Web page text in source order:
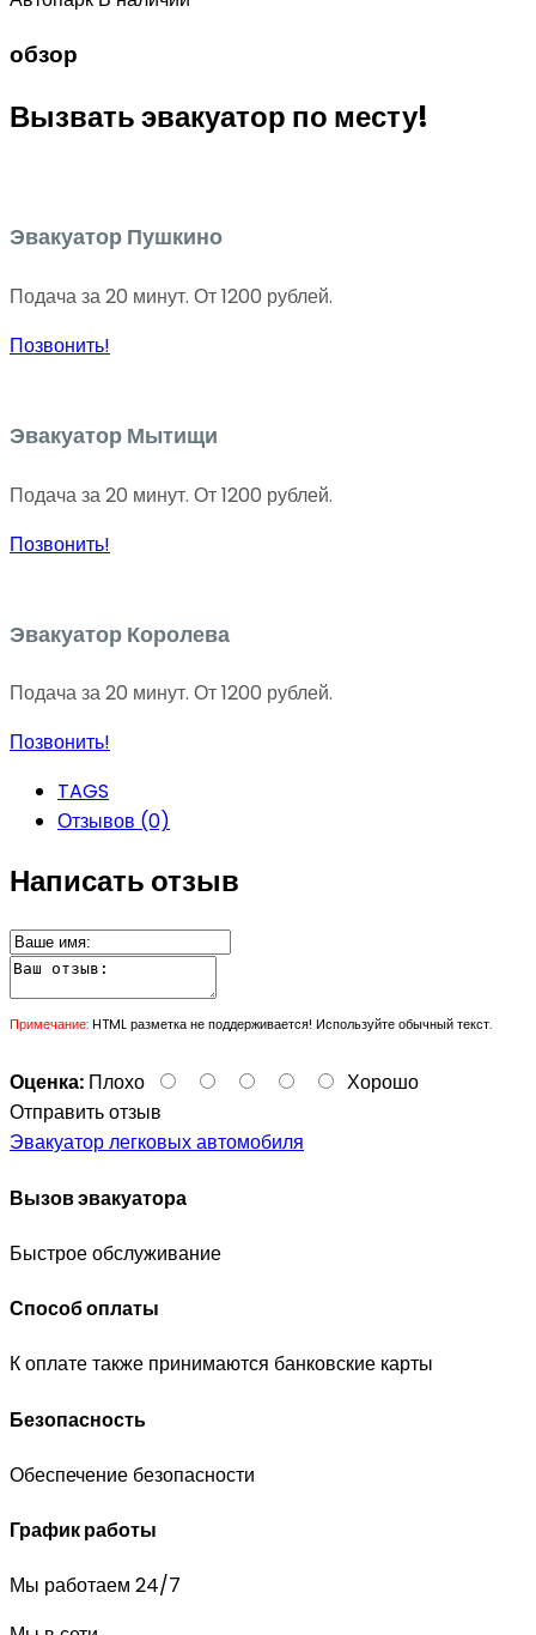
обзор
Вызвать эвакуатор по месту!
Эвакуатор Пушкино
Подача за 20 минут. От 1200 рублей.
Позвонить!
Эвакуатор Мытищи
Подача за 20 минут. От 1200 рублей.
Позвонить!
Эвакуатор Королева
Подача за 20 минут. От 1200 рублей.
Позвонить!
TAGS
Отзывов (0)
Написать отзыв
Примечание:HTML разметка не поддерживается! Используйте обычный текст.
Оценка: Плохо
Хорошо
Отправить отзыв
Эвакуатор легковых автомобиля
Вызов эвакуатора
Быстрое обслуживание
Способ оплаты
К оплате также принимаются банковские карты
Безопасность
Обеспечение безопасности
График работы
Мы работаем 24/7